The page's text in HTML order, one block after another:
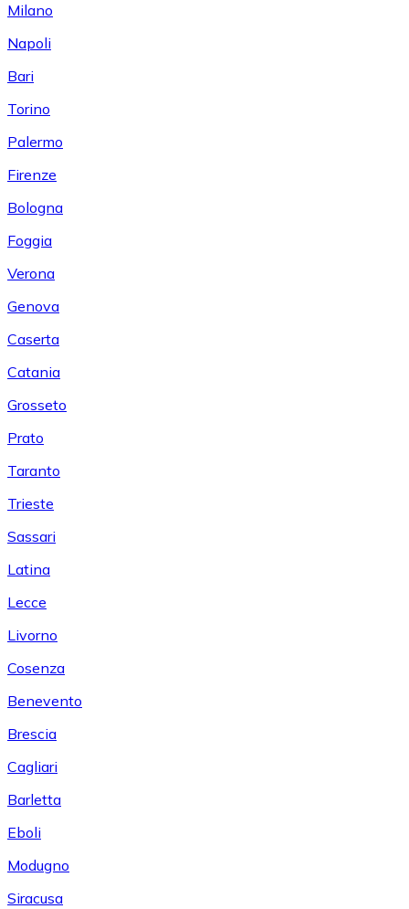
Milano
Napoli
Bari
Torino
Palermo
Firenze
Bologna
Foggia
Verona
Genova
Caserta
Catania
Grosseto
Prato
Taranto
Trieste
Sassari
Latina
Lecce
Livorno
Cosenza
Benevento
Brescia
Cagliari
Barletta
Eboli
Modugno
Siracusa